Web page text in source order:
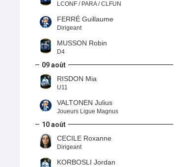
LCONF / PARA / CLFUN
FERRÉ Guillaume
Dirigeant
MUSSON Robin
D4
09 août
RISDON Mia
U11
VALTONEN Julius
Joueurs Ligue Magnus
10 août
CECILE Roxanne
Dirigeant
KORBOSLI Jordan